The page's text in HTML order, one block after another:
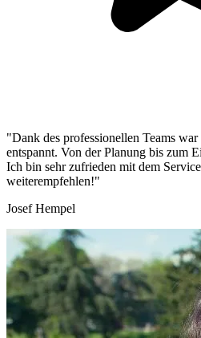
"Dank des professionellen Teams
entspannt. Von der Planung bis zum
Ich bin sehr zufrieden mit dem
weiterempfehlen!"
Josef Hempel